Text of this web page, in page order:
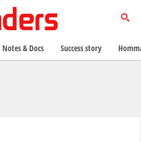
Notes & Docs Success story